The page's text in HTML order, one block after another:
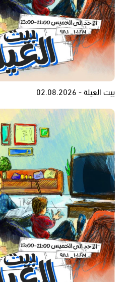
بيت العيلة - 02.08.2026